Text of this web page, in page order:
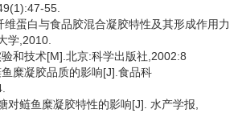
55.
蛋白与食品胶混合凝胶特性及其形成作用力
学,2010.
和技术[M].北京:科学出版社,2002:8
糜凝胶品质的影响[J].食品科
对鲢鱼糜凝胶特性的影响[J]. 水产学报,